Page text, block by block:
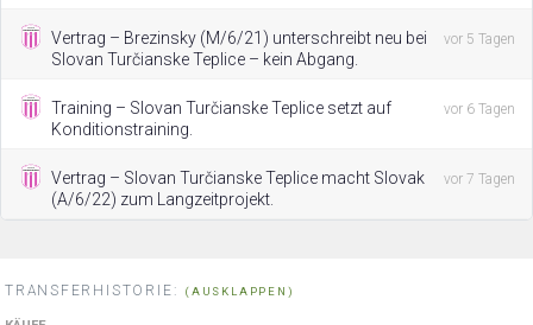
Vertrag – Brezinsky (M/6/21) unterschreibt neu bei
Slovan Turčianske Teplice – kein Abgang.
vor 5 Tagen
Training – Slovan Turčianske Teplice setzt auf
Konditionstraining.
vor 6 Tagen
Vertrag – Slovan Turčianske Teplice macht Slovak
(A/6/22) zum Langzeitprojekt.
vor 7 Tagen
TRANSFERHISTORIE: (AUSKLAPPEN)